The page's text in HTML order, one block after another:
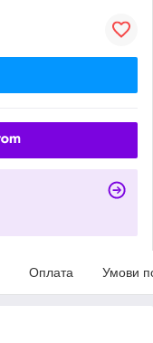
Оплата Умови